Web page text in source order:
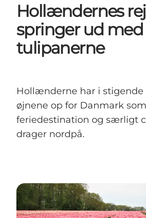
Hollændernes
springer ud med
tulipanerne
Hollænderne har i stigende
øjnene op for Danmark som
feriedestination og særligt
drager nordpå.